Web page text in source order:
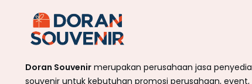
Doran Souvenir merupakan perusahaan jasa penyedia
souvenir untuk kebutuhan promosi perusahaan, event,